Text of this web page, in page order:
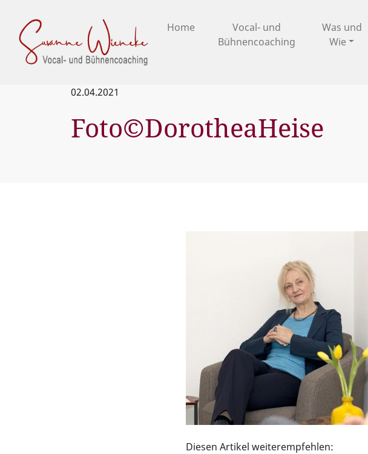
Home
Vocal- und
Bühnencoaching
Was und
Wie
02.04.2021
Foto©DorotheaHeise
Diesen Artikel weiterempfehlen: